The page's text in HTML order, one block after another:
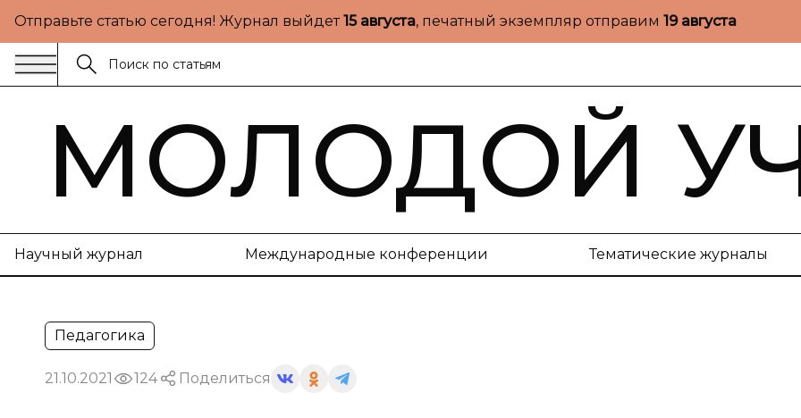
Отправьте статью сегодня! Журнал выйдет15 августа, печатный экземпляр отправим 19 августа
МОЛОДОЙ
Научный журнал Международные конференции Тематические журналы
Педагогика
21.10.2021 124 Поделиться